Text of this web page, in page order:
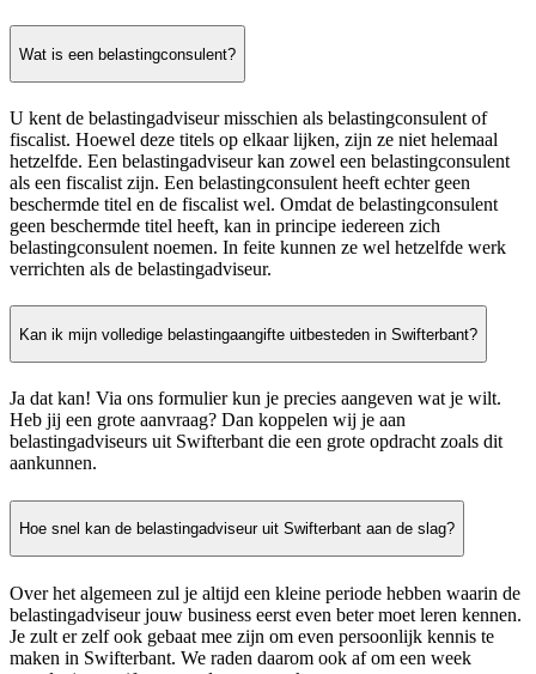
Wat is een belastingconsulent?
U kent de belastingadviseur misschien als belastingconsulent of
fiscalist. Hoewel deze titels op elkaar lijken, zijn ze niet helemaal
hetzelfde. Een belastingadviseur kan zowel een belastingconsulent
als een fiscalist zijn. Een belastingconsulent heeft echter geen
beschermde titel en de fiscalist wel. Omdat de belastingconsulent
geen beschermde titel heeft, kan in principe iedereen zich
belastingconsulent noemen. In feite kunnen ze wel hetzelfde werk
verrichten als de belastingadviseur.
Kan ik mijn volledige belastingaangifte uitbesteden in Swifterbant?
Ja dat kan! Via ons formulier kun je precies aangeven wat je wilt.
Heb jij een grote aanvraag? Dan koppelen wij je aan
belastingadviseurs uit Swifterbant die een grote opdracht zoals dit
aankunnen.
Hoe snel kan de belastingadviseur uit Swifterbant aan de slag?
Over het algemeen zul je altijd een kleine periode hebben waarin de
belastingadviseur jouw business eerst even beter moet leren kennen.
Je zult er zelf ook gebaat mee zijn om even persoonlijk kennis te
maken in Swifterbant. We raden daarom ook af om een week